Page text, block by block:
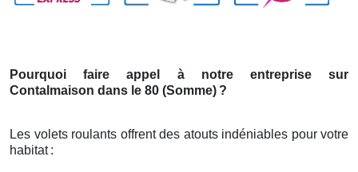
Pourquoi faire appel à notre entreprise sur
Contalmaison dans le 80 (Somme) ?
Les volets roulants offrent des atouts indéniables pour votre
habitat :